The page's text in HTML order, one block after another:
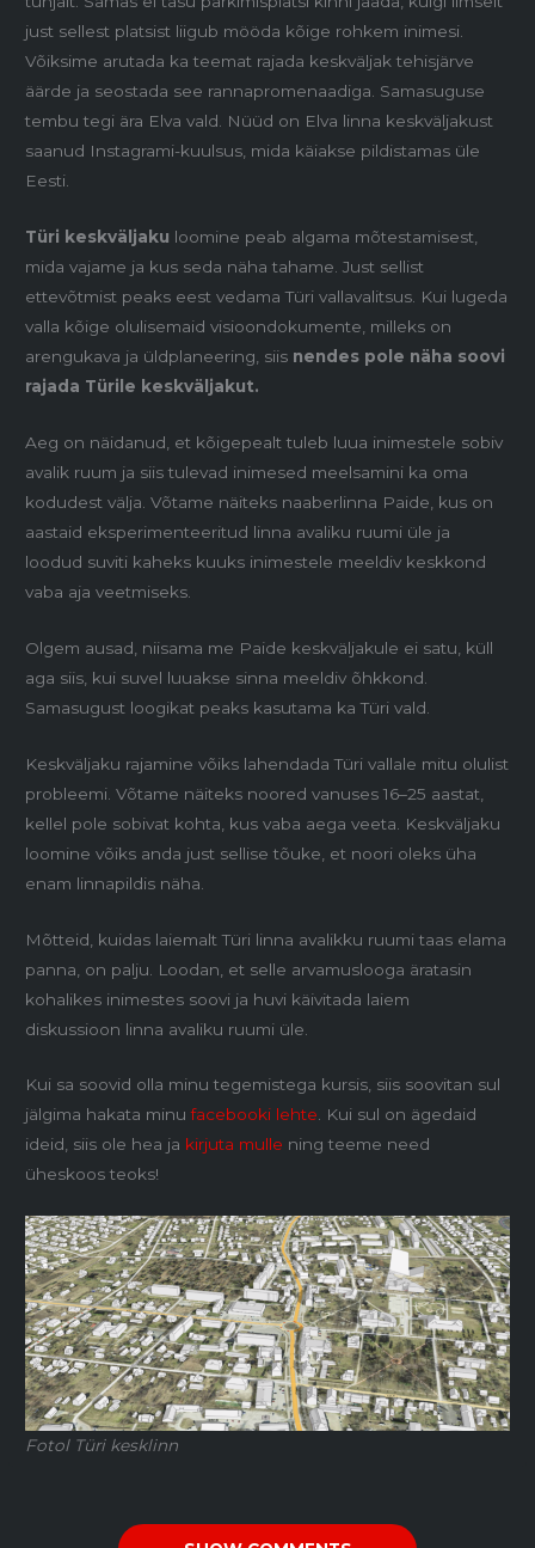
just sellest platsist liigub mööda kõige rohkem inimesi.
Võiksime arutada ka teemat rajada keskväljak tehis­järve
äärde ja seostada see rannapromenaadiga. Samasuguse
tembu tegi ära Elva vald. Nüüd on Elva linna keskväljakust
saanud Instagrami-kuulsus, mida käiakse pildistamas üle
Eesti.
Türi keskväljaku loomine peab algama mõtestamisest,
mida vajame ja kus seda näha tahame. Just sellist
ettevõtmist peaks eest vedama Türi vallavalitsus. Kui lugeda
valla kõige olulisemaid visioondokumente, milleks on
arengukava ja üldplaneering, siis nendes pole näha soovi
rajada Türile keskväljakut.
Aeg on näidanud, et kõigepealt tuleb luua inimestele sobiv
avalik ruum ja siis tulevad inimesed meelsamini ka oma
kodudest välja. Võtame näiteks naaberlinna Paide, kus on
aastaid eksperimenteeritud linna avaliku ruumi üle ja
loodud suviti kaheks kuuks inimestele meeldiv keskkond
vaba aja veetmiseks.
Olgem ausad, niisama me Paide keskväljakule ei satu, küll
aga siis, kui suvel luuakse sinna meeldiv õhkkond.
Samasugust loogikat peaks kasutama ka Türi vald.
Keskväljaku rajamine võiks lahendada Türi vallale mitu olulist
probleemi. Võtame näiteks noored vanuses 16–25 aastat,
kellel pole sobivat kohta, kus vaba aega veeta. Keskväljaku
loomine võiks anda just sellise tõuke, et noori oleks üha
enam linnapildis näha.
Mõtteid, kuidas laiemalt Türi linna avalikku ruumi taas elama
panna, on palju. Loodan, et selle arvamuslooga äratasin
kohalikes inimestes soovi ja huvi käivitada laiem
diskussioon linna avaliku ruumi üle.
Kui sa soovid olla minu tegemistega kursis, siis soovitan sul
jälgima hakata minufacebooki lehte. Kui sul on ägedaid
ideid, siis ole hea ja kirjuta mulle ning teeme need
üheskoos teoks!
Fotol Türi kesklinn